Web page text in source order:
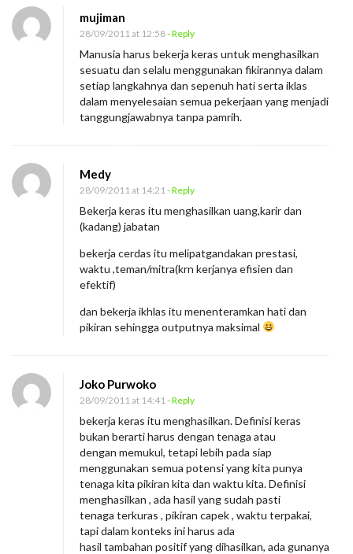
mujiman
28/09/2011 at 12:58- Reply
Manusia harus bekerja keras untuk menghasilkan
sesuatu dan selalu menggunakan fikirannya dalam
setiap langkahnya dan sepenuh hati serta iklas
dalam menyelesaian semua pekerjaan yang menjadi
tanggungjawabnya tanpa pamrih.
Medy
28/09/2011 at 14:21 - Reply
Bekerja keras itu menghasilkan uang,karir dan
(kadang) jabatan
bekerja cerdas itu melipatgandakan prestasi,
waktu ,teman/mitra(krn kerjanya efisien dan
efektif)
dan bekerja ikhlas itu menenteramkan hati dan
pikiran sehingga outputnya maksimal
Joko Purwoko
28/09/2011 at 14:41 - Reply
bekerja keras itu menghasilkan. Definisi keras
bukan berarti harus dengan tenaga atau
dengan memukul, tetapi lebih pada siap
menggunakan semua potensi yang kita punya
tenaga kita pikiran kita dan waktu kita. Definisi
menghasilkan , ada hasil yang sudah pasti
tenaga terkuras , pikiran capek , waktu terpakai,
tapi dalam konteks ini harus ada
hasil tambahan positif yang dihasilkan, ada gunanya